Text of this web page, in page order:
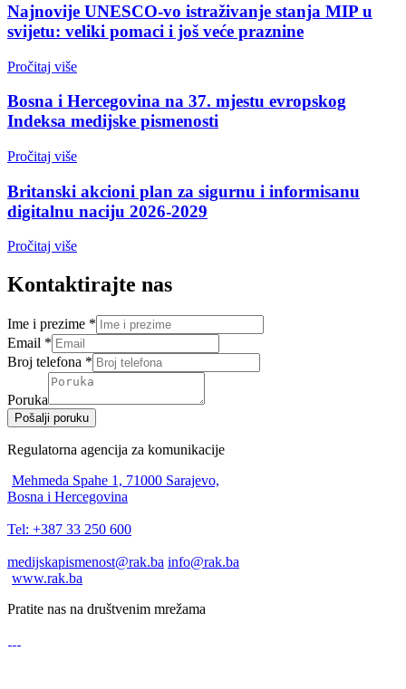
Najnovije UNESCO-vo istraživanje stanja MIP u
svijetu: veliki pomaci i još veće praznine
Pročitaj više
Bosna i Hercegovina na 37. mjestu evropskog
Indeksa medijske pismenosti
Pročitaj više
Britanski akcioni plan za sigurnu i informisanu
digitalnu naciju 2026-2029
Pročitaj više
Kontaktirajte nas
Ime i prezime *
Email *
Broj telefona *
Poruka
Pošalji poruku
Regulatorna agencija za komunikacije
Mehmeda Spahe 1, 71000 Sarajevo,
Bosna i Hercegovina
Tel: +387 33 250 600
medijskapismenost@rak.ba info@rak.ba
www.rak.ba
Pratite nas na društvenim mrežama